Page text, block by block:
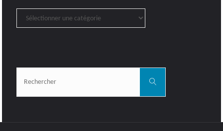
Catégories
Rechercher